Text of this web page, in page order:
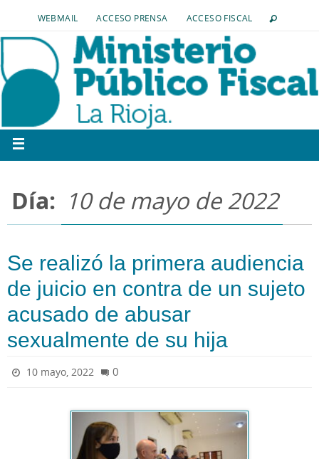
WEBMAIL ACCESO PRENSA ACCESO FISCAL
Día: 10 de mayo de 2022
Se realizó la primera audiencia
de juicio en contra de un sujeto
acusado de abusar
sexualmente de su hija
10 mayo, 2022 0